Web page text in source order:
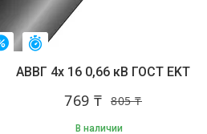
–4% Остался 31 день
АВВГ 4х 16 0,66 кВ ГОСТ EKT
805 ₸
769 ₸
В наличии